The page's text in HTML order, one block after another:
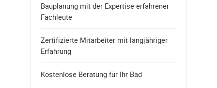
Bauplanung mit der Expertise erfahrener
Fachleute
Zertifizierte Mitarbeiter mit langjähriger
Erfahrung
Kostenlose Beratung für Ihr Bad